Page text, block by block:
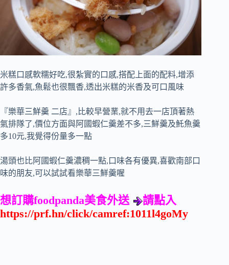
米糕口感軟糯好吃,很紮實的口感,搭配上面的配料,增添
許多香氣,魚鬆也很飄香,透出米糕的米香及可口風味
『樂華三鮮羹 二店』,比較早營業,就不用去一店頂著熱
氣排隊了,價位方面與阿國蝦仁羹差不多,三鮮羹及魠魚羹
多10元,我覺得份量多一點
湯頭也比阿國蝦仁羹濃稠一點,口味各有優異,喜歡南部口
味的朋友,可以試試看樂華三鮮羹喔
想訂購foodpanda美食外送
請點入
https://prf.hn/click/camref:1011l4goMy